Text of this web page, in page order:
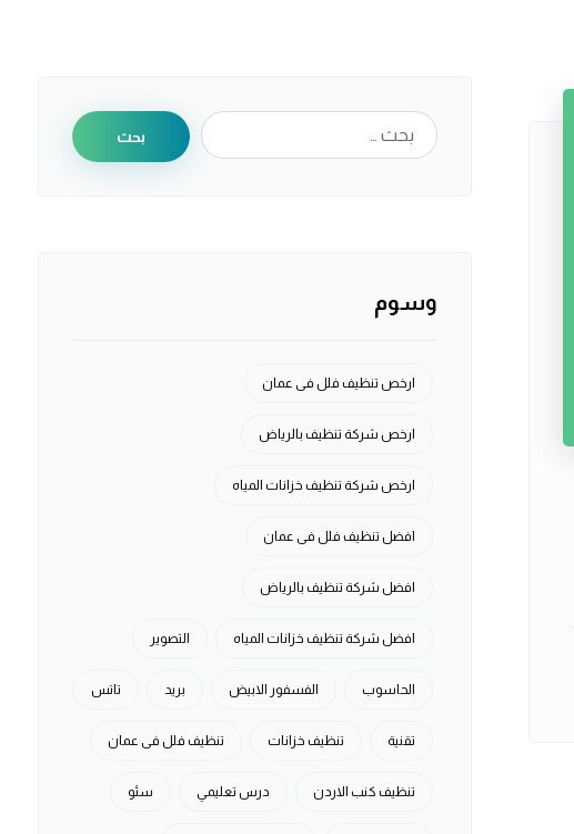
بحث
وسوم
ارخص تنظيف فلل فى عمان
ارخص شركة تنظيف بالرياض
ارخص شركة تنظيف خزانات المياه
افضل تنظيف فلل فى عمان
افضل شركة تنظيف بالرياض
افضل شركة تنظيف خزانات المياه التصوير
الحاسوب الفسفور الابيض بريد تاتس
تقنية تنظيف خزانات تنظيف فلل فى عمان
تنظيف كنب الاردن درس تعليمي سئو